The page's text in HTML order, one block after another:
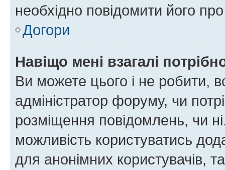
необхідно повідомити його
Догори
Навіщо мені взагалі
Ви можете цього і не робити,
адміністратор форуму, чи
розміщення повідомлень, чи
можливість користуватись
для анонімних користувачів,